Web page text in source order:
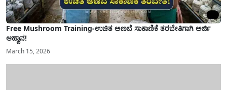
Free Mushroom Training-ಉಚಿತ ಅಣಬೆ ಸಾಕಾಣಿಕೆ ತರಬೇತಿಗಾಗಿ ಅರ್ಜಿ
ಆಹ್ವಾನ!
March 15, 2026